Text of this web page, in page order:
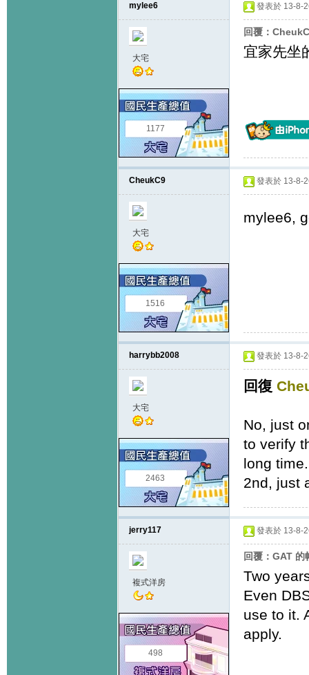
mylee6
大宅
1177
發表於 13-8-
回覆：
宜家先坐
CheukC9
大宅
1516
發表於 13-8-
mylee6,
harrybb2008
大宅
2463
發表於 13-8-
回復
No, just
to verify
long
2nd, just
jerry117
複式洋房
498
發表於 13-8-
回覆：GAT 的
Two
Even
use to it.
apply.